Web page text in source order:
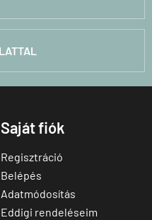
Saját fiók
Regisztráció
Belépés
Adatmódosítás
Eddigi rendeléseim